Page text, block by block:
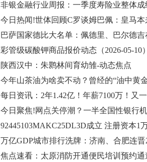
非银金融行业周报：一季度寿险业整体
发展的底色鲜明
今日热闻!世体回顾C罗谈姆巴佩：皇马
会更进一步
巴萨国家德比大名单：佩德里、巴尔德
彩管级碳酸钾商品报价动态（2026-05-10
陕西汉中：朱鹮林间育幼雏-动态焦点
今年山茶油为啥卖不动？曾经的“油中黄
天天快报
每日资讯：2年1.42亿！年薪7100万！又
今日聚焦!网点关停潮？一半全国性银行
似“退店”实为“进村”
92445103MAKC25DL3D成立 注册资本1
万亿GDP城市排行洗牌：济南、合肥连
观点
焦点速看：太原消防开通便民培训预约通